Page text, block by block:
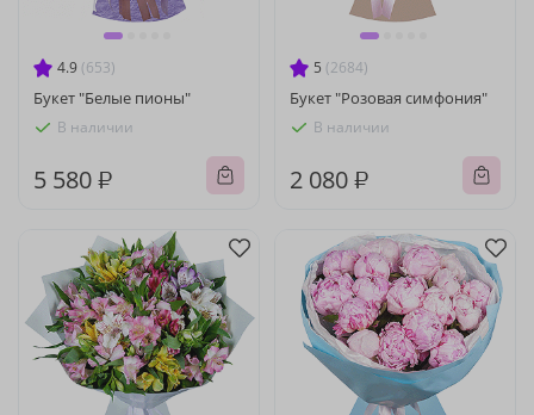
4.9 (653)
Букет "Белые пионы"
В наличии
5 580 ₽
5 (2684)
Букет "Розовая симфония"
В наличии
2 080 ₽